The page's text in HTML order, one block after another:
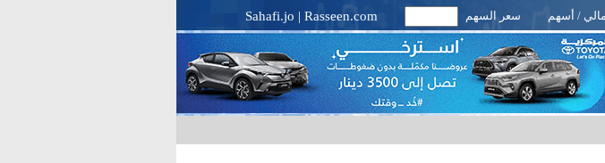
/ أسهم سعر السهم Sahafi.jo | Rasseen.com